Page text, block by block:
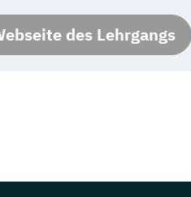
des Lehrgangs